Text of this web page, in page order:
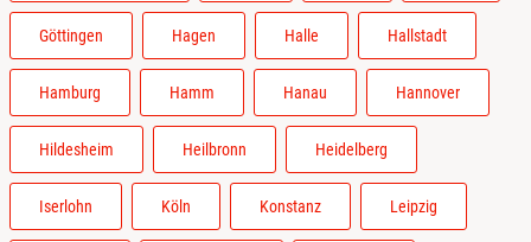
Göttingen Hagen Halle Hallstadt
Hamburg Hamm Hanau Hannover
Hildesheim Heilbronn Heidelberg
Iserlohn Köln Konstanz Leipzig